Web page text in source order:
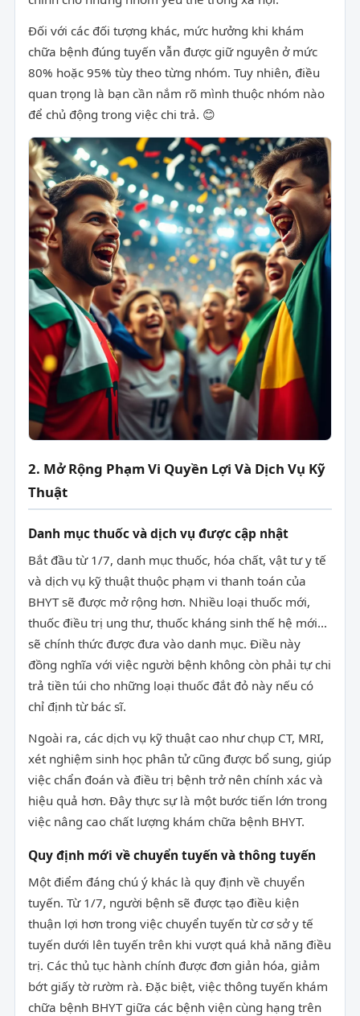
Đối với các đối tượng khác, mức hưởng khi khám
chữa bệnh đúng tuyến vẫn được giữ nguyên ở mức
80% hoặc 95% tùy theo từng nhóm. Tuy nhiên, điều
quan trọng là bạn cần nắm rõ mình thuộc nhóm nào
để chủ động trong việc chi trả. 😊
2. Mở Rộng Phạm Vi Quyền Lợi Và Dịch Vụ Kỹ
Thuật
Danh mục thuốc và dịch vụ được cập nhật
Bắt đầu từ 1/7, danh mục thuốc, hóa chất, vật tư y tế
và dịch vụ kỹ thuật thuộc phạm vi thanh toán của
BHYT sẽ được mở rộng hơn. Nhiều loại thuốc mới,
thuốc điều trị ung thư, thuốc kháng sinh thế hệ mới...
sẽ chính thức được đưa vào danh mục. Điều này
đồng nghĩa với việc người bệnh không còn phải tự chi
trả tiền túi cho những loại thuốc đắt đỏ này nếu có
chỉ định từ bác sĩ.
Ngoài ra, các dịch vụ kỹ thuật cao như chụp CT, MRI,
xét nghiệm sinh học phân tử cũng được bổ sung, giúp
việc chẩn đoán và điều trị bệnh trở nên chính xác và
hiệu quả hơn. Đây thực sự là một bước tiến lớn trong
việc nâng cao chất lượng khám chữa bệnh BHYT.
Quy định mới về chuyển tuyến và thông tuyến
Một điểm đáng chú ý khác là quy định về chuyển
tuyến. Từ 1/7, người bệnh sẽ được tạo điều kiện
thuận lợi hơn trong việc chuyển tuyến từ cơ sở y tế
tuyến dưới lên tuyến trên khi vượt quá khả năng điều
trị. Các thủ tục hành chính được đơn giản hóa, giảm
bớt giấy tờ rườm rà. Đặc biệt, việc thông tuyến khám
chữa bệnh BHYT giữa các bệnh viện cùng hạng trên